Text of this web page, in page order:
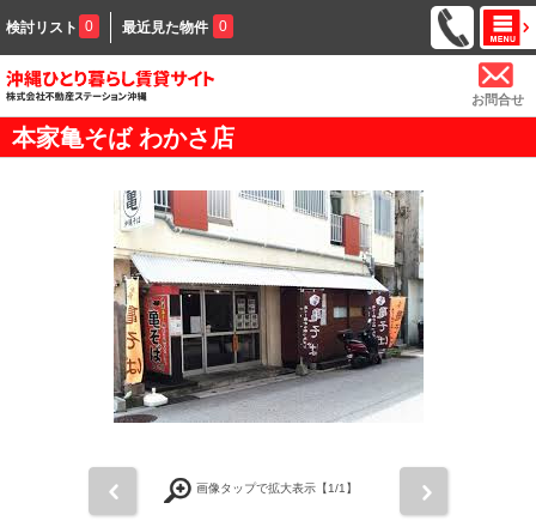
検討リスト 0 最近見た物件 0
お問合せ
本家亀そば わかさ店
画像タップで拡大表示【1/1】